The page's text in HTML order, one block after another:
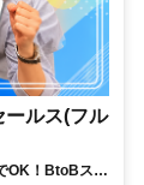
ールス(フル
OK！BtoBスキ